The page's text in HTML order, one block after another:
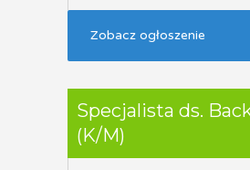
Zobacz ogłoszenie
Specjalista ds.
(K/M)